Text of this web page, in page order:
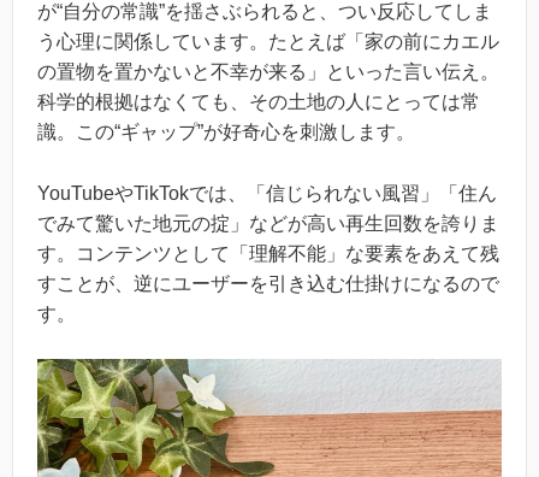
が“自分の常識”を揺さぶられると、つい反応してしま
う心理に関係しています。たとえば「家の前にカエル
の置物を置かないと不幸が来る」といった言い伝え。
科学的根拠はなくても、その土地の人にとっては常
識。この“ギャップ”が好奇心を刺激します。
YouTubeやTikTokでは、「信じられない風習」「住ん
でみて驚いた地元の掟」などが高い再生回数を誇りま
す。コンテンツとして「理解不能」な要素をあえて残
すことが、逆にユーザーを引き込む仕掛けになるので
す。